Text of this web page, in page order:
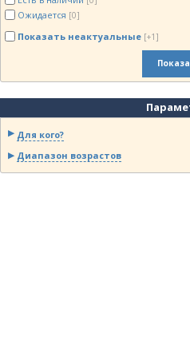
Ожидается [0]
Показать неактуальные [+1]
Для кого?
Диапазон возрастов